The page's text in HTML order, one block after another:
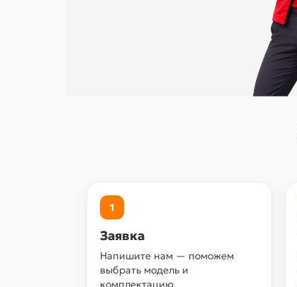
1
Заявка
Напишите нам — поможем
выбрать модель и